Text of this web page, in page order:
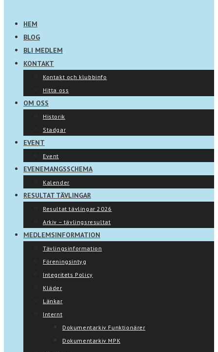
HEM
BLOG
BLI MEDLEM
KONTAKT
Kontakt och klubbinfo
Hitta oss
OM OSS
Historik
Stadgar
EVENT
Event
EVENEMANGSSCHEMA
Kalender
RESULTAT TÄVLINGAR
Resultat tävlingar 2026
Arkiv – tävlingsresultat
MEDLEMSINFORMATION
Tävlingsinformation
Föreningsintyg
Integritets Policy
Kläder
Länkar
Internt
Dokumentarkiv Funktionärer
Dokumentarkiv MPK